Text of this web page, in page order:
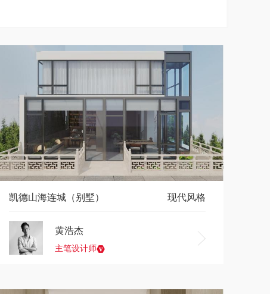
凯德山海连城（别墅） 现代风格
黄浩杰
主笔设计师